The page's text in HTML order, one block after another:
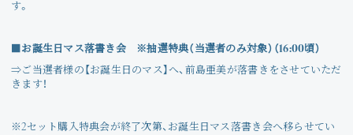
す。
お誕生日マス落書き会 ※抽選特典（当選者のみ対象）（16:00頃）
⇒ご当選者様の【お誕生日のマス】へ、前島亜美が落書きをさせていただ
きます！
※2セット購入特典会が終了次第、お誕生日マス落書き会へ移らせてい